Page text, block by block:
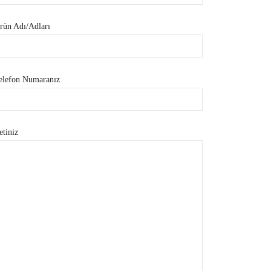
Adı/Adları
Numaranız